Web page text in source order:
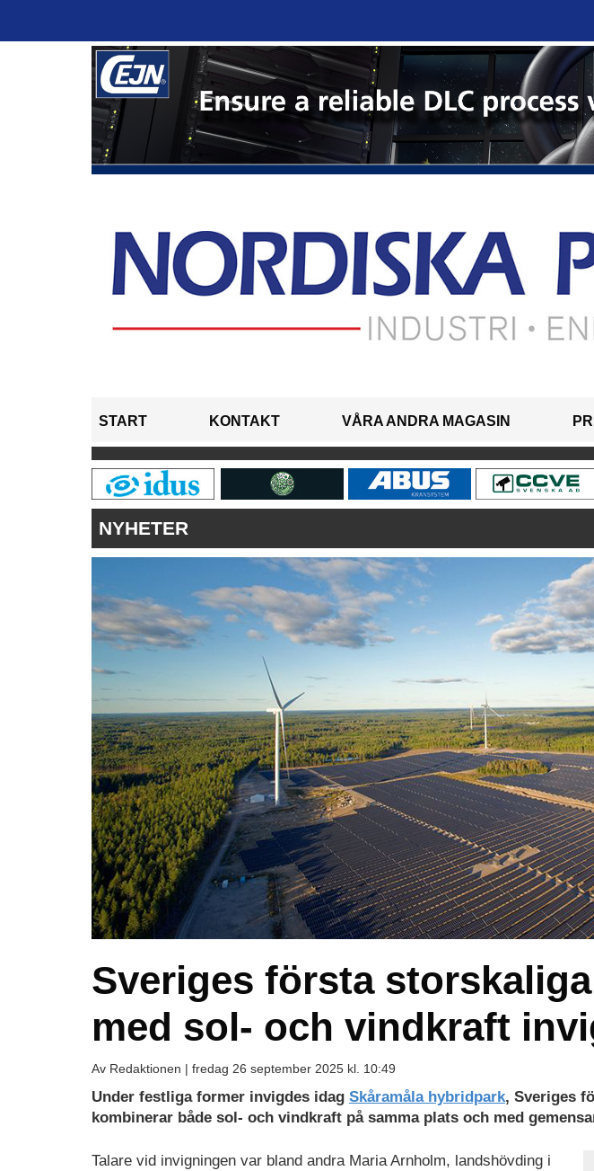
START KONTAKT VÅRA ANDRA MAGASIN
NYHETER
Sveriges första
med sol- och vindkraft
Av Redaktionen | fredag 26 september 2025 kl. 10:49
Under festliga former invigdes idag Skåramåla hybridpark, Sveriges
kombinerar både sol- och vindkraft på samma plats och med
Talare vid invigningen var bland andra Maria Arnholm, landshövding i